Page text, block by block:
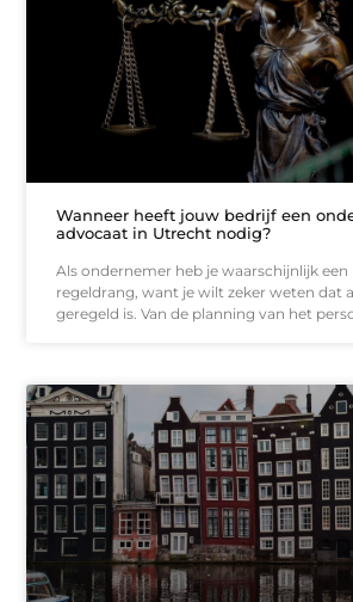
Wanneer heeft jouw bedrijf een
advocaat in Utrecht nodig?
Als ondernemer heb je waarschijnlijk een
regeldrang, want je wilt zeker weten dat
geregeld is. Van de planning van het